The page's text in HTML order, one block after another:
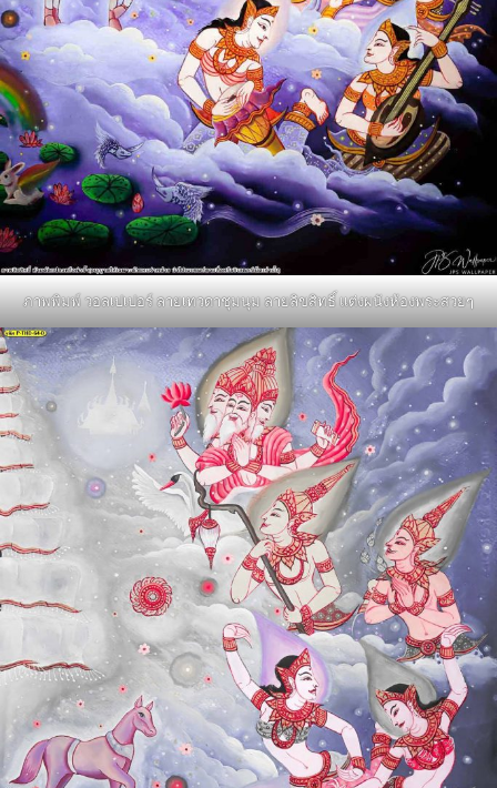
ภาพพิมพ์ วอลเปเปอร์ ลายเทวดาชุมนุม ลายลิขสิทธิ์ แต่งผนังห้องพระสวยๆ